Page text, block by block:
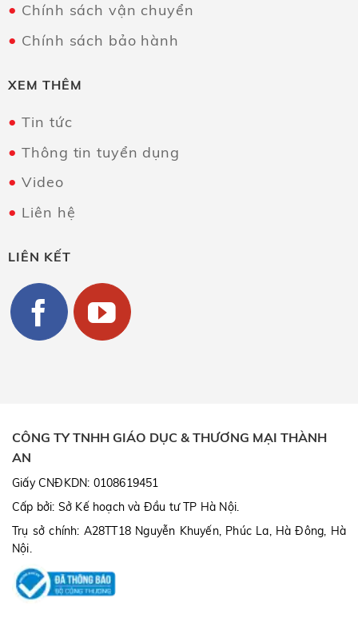
Chính sách vận chuyển
Chính sách bảo hành
XEM THÊM
Tin tức
Thông tin tuyển dụng
Video
Liên hệ
LIÊN KẾT
CÔNG TY TNHH GIÁO DỤC & THƯƠNG MẠI THÀNH
AN
Giấy CNĐKDN: 0108619451
Cấp bởi: Sở Kế hoạch và Đầu tư TP Hà Nội.
Trụ sở chính: A28TT18 Nguyễn Khuyến, Phúc La, Hà Đông, Hà
Nội.